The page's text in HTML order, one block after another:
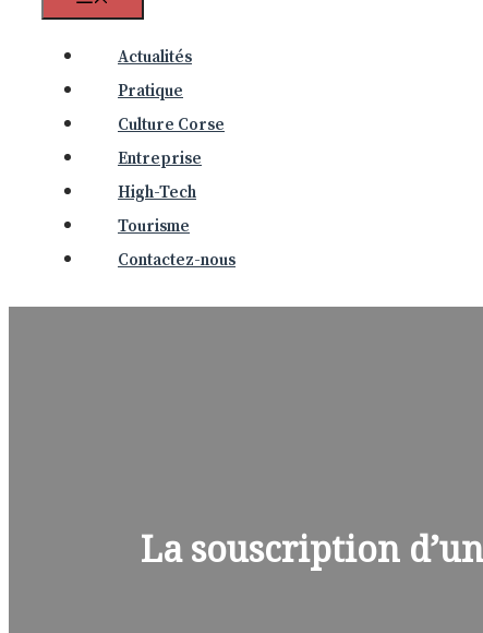
Actualités
Pratique
Culture Corse
Entreprise
High-Tech
Tourisme
Contactez-nous
La souscription